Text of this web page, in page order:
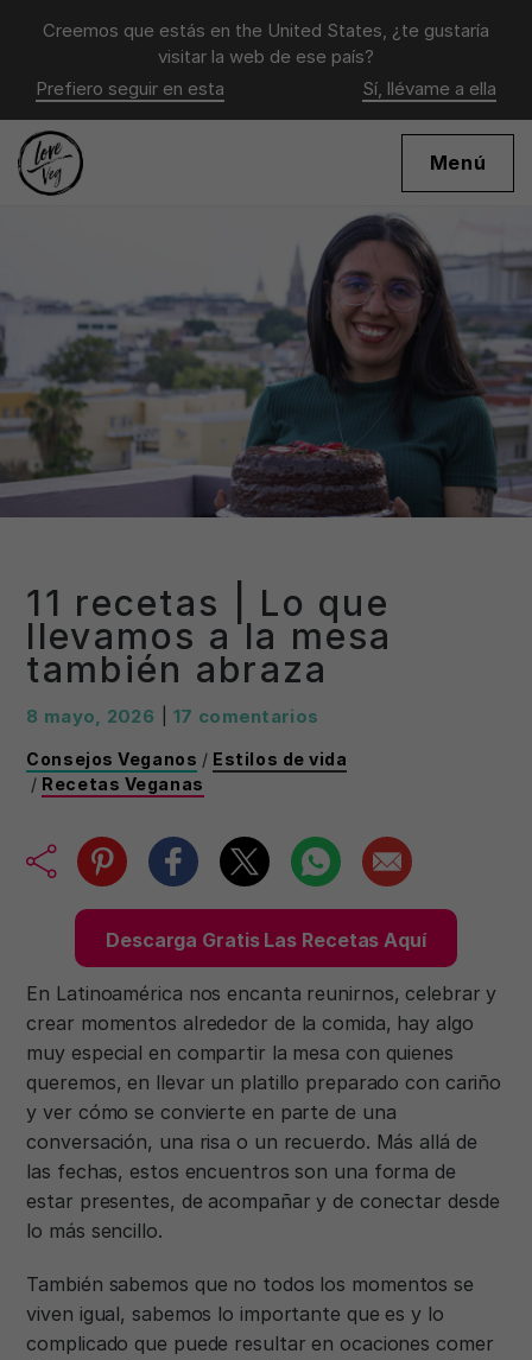
Creemos que estás en the United States, ¿te gustaría
visitar la web de ese país?
Prefiero seguir en esta
Sí, llévame a ella
Menú
11 recetas | Lo que
llevamos a la mesa
también abraza
8 mayo, 2026 17 comentarios
Consejos Veganos / Estilos de vida
/ Recetas Veganas
Descarga Gratis Las Recetas Aquí
En Latinoamérica nos encanta reunirnos, celebrar y
crear momentos alrededor de la comida, hay algo
muy especial en compartir la mesa con quienes
queremos, en llevar un platillo preparado con cariño
y ver cómo se convierte en parte de una
conversación, una risa o un recuerdo. Más allá de
las fechas, estos encuentros son una forma de
estar presentes, de acompañar y de conectar desde
lo más sencillo.
También sabemos que no todos los momentos se
viven igual, sabemos lo importante que es y lo
complicado que puede resultar en ocaciones comer